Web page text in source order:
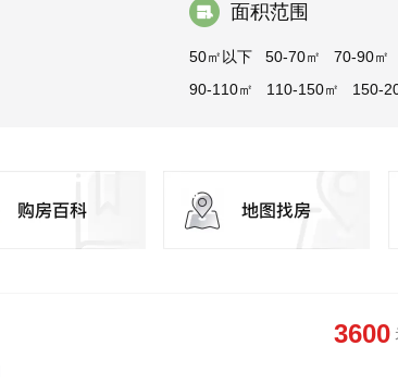
面积范围
50㎡以下 50-70㎡
70-90㎡
90-110㎡
110-150㎡
150-
3600